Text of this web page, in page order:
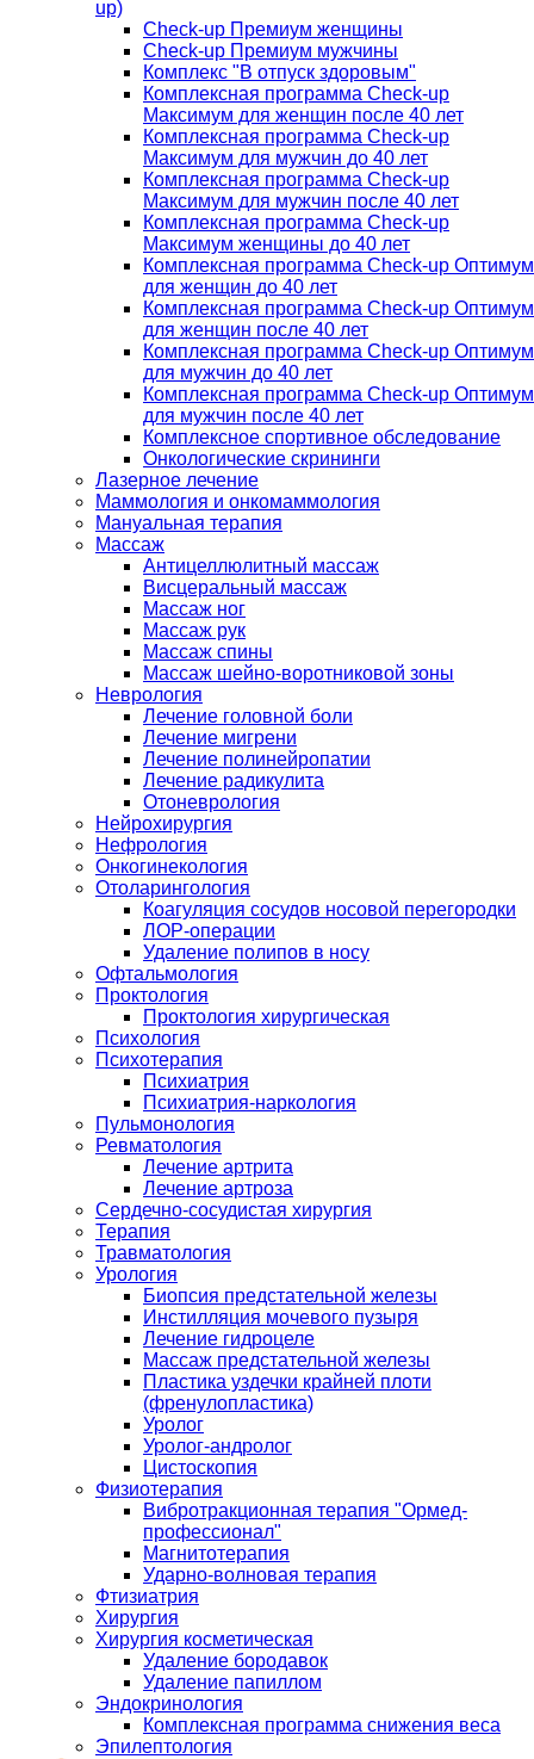
up)
Check-up Премиум женщины
Check-up Премиум мужчины
Комплекс "В отпуск здоровым"
Комплексная программа Check-up
Максимум для женщин после 40 лет
Комплексная программа Check-up
Максимум для мужчин до 40 лет
Комплексная программа Check-up
Максимум для мужчин после 40 лет
Комплексная программа Check-up
Максимум женщины до 40 лет
Комплексная программа Check-up Оптимум
для женщин до 40 лет
Комплексная программа Check-up Оптимум
для женщин после 40 лет
Комплексная программа Check-up Оптимум
для мужчин до 40 лет
Комплексная программа Check-up Оптимум
для мужчин после 40 лет
Комплексное спортивное обследование
Онкологические скрининги
Лазерное лечение
Маммология и онкомаммология
Мануальная терапия
Массаж
Антицеллюлитный массаж
Висцеральный массаж
Массаж ног
Массаж рук
Массаж спины
Массаж шейно-воротниковой зоны
Неврология
Лечение головной боли
Лечение мигрени
Лечение полинейропатии
Лечение радикулита
Отоневрология
Нейрохирургия
Нефрология
Онкогинекология
Отоларингология
Коагуляция сосудов носовой перегородки
ЛОР-операции
Удаление полипов в носу
Офтальмология
Проктология
Проктология хирургическая
Психология
Психотерапия
Психиатрия
Психиатрия-наркология
Пульмонология
Ревматология
Лечение артрита
Лечение артроза
Сердечно-сосудистая хирургия
Терапия
Травматология
Урология
Биопсия предстательной железы
Инстилляция мочевого пузыря
Лечение гидроцеле
Массаж предстательной железы
Пластика уздечки крайней плоти
(френулопластика)
Уролог
Уролог-андролог
Цистоскопия
Физиотерапия
Вибротракционная терапия "Ормед-
профессионал"
Магнитотерапия
Ударно-волновая терапия
Фтизиатрия
Хирургия
Хирургия косметическая
Удаление бородавок
Удаление папиллом
Эндокринология
Комплексная программа снижения веса
Эпилептология